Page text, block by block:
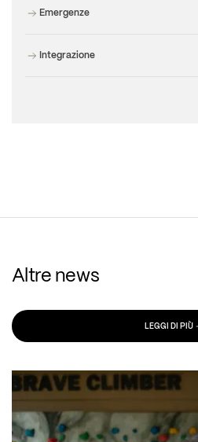
Emergenze
Integrazione
Altre news
LEGGI DI PIÙ